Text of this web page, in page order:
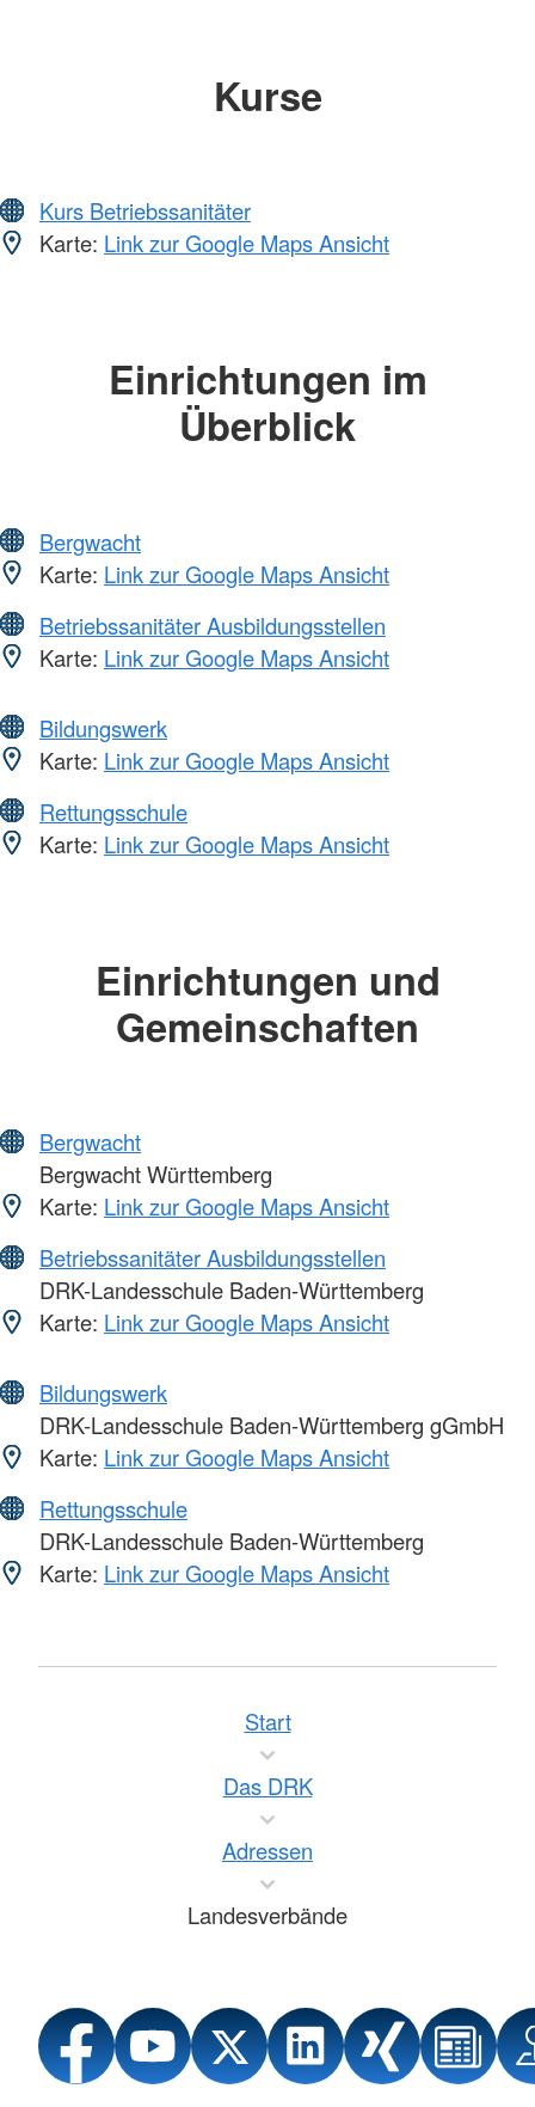
Kurse
Kurs Betriebssanitäter
Karte: Link zur Google Maps Ansicht
Einrichtungen im
Überblick
Bergwacht
Karte: Link zur Google Maps Ansicht
Betriebssanitäter Ausbildungsstellen
Karte: Link zur Google Maps Ansicht
Bildungswerk
Karte: Link zur Google Maps Ansicht
Rettungsschule
Karte: Link zur Google Maps Ansicht
Einrichtungen und
Gemeinschaften
Bergwacht
Bergwacht Württemberg
Karte: Link zur Google Maps Ansicht
Betriebssanitäter Ausbildungsstellen
DRK-Landesschule Baden-Württemberg
Karte: Link zur Google Maps Ansicht
Bildungswerk
DRK-Landesschule Baden-Württemberg gGmbH
Karte: Link zur Google Maps Ansicht
Rettungsschule
DRK-Landesschule Baden-Württemberg
Karte: Link zur Google Maps Ansicht
Start
Das DRK
Adressen
Landesverbände